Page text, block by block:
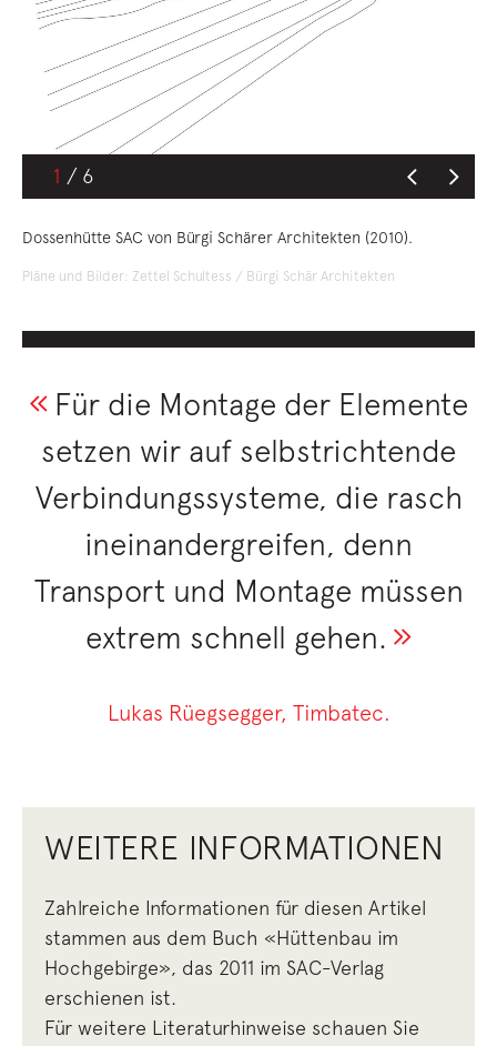
1
Dossenhütte SAC von Bürgi Schärer Architekten (2010).
Pläne und Bilder: Zettel Schultess / Bürgi Schär Architekten
Für die Montage der Elemente
setzen wir auf selbstrichtende
Verbindungssysteme, die rasch
ineinandergreifen, denn
Transport und Montage müssen
extrem schnell gehen.
Lukas Rüegsegger, Timbatec.
WEITERE INFORMATIONEN
Zahlreiche Informationen für diesen Artikel
stammen aus dem Buch «Hüttenbau im
Hochgebirge», das 2011 im SAC-Verlag
erschienen ist.
Für weitere Literaturhinweise schauen Sie